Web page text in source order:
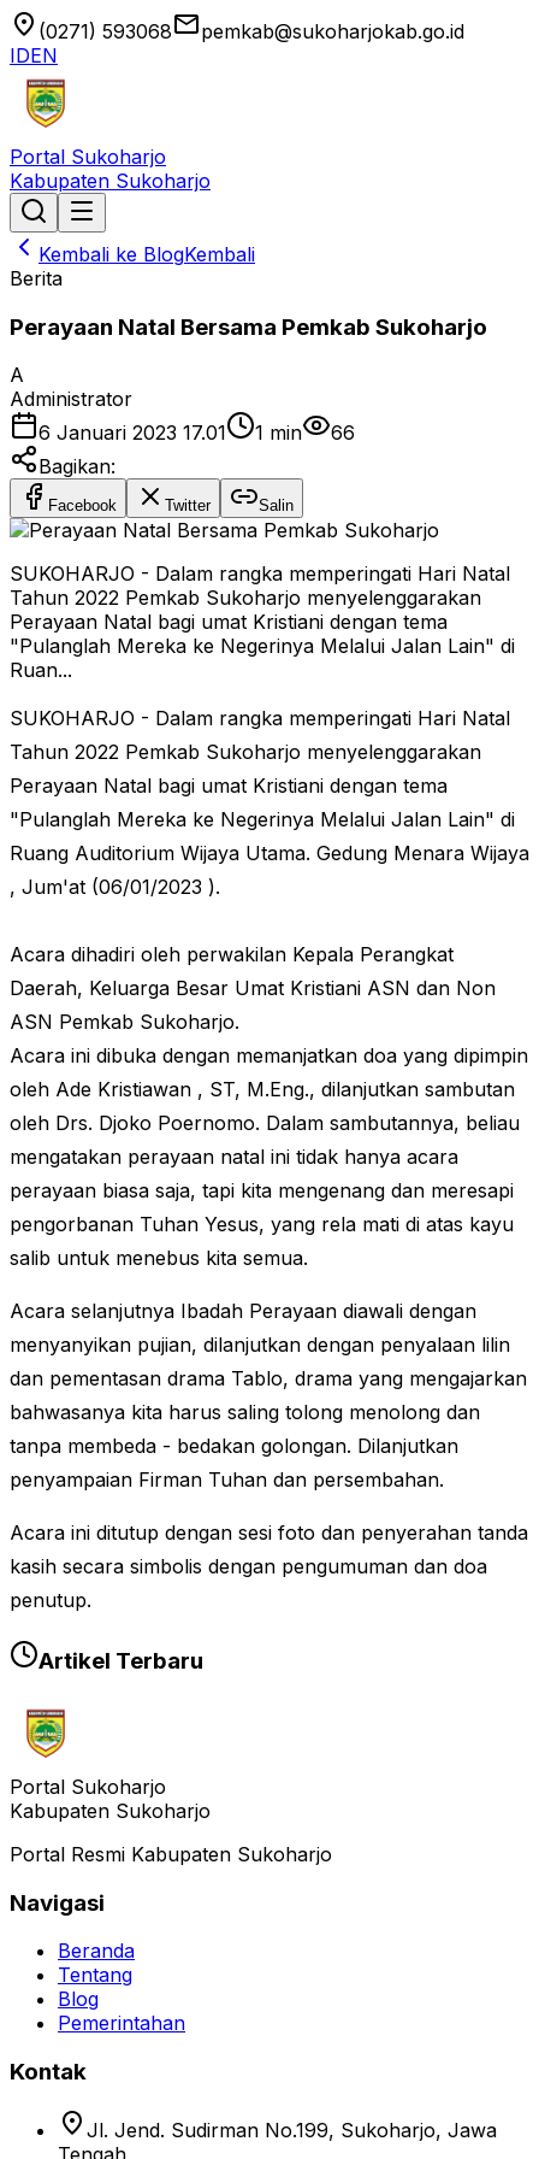
location_on (0271) 593068emailpemkab@sukoharjokab.go.id
IDEN
Portal Sukoharjo
Kabupaten Sukoharjo
Kembali ke BlogKembali
Berita
Perayaan Natal Bersama Pemkab Sukoharjo
A
Administrator
6 Januari 2023 17.01
1 min
66
Bagikan:
Facebook Twitter Salin
SUKOHARJO - Dalam rangka memperingati Hari Natal
Tahun 2022 Pemkab Sukoharjo menyelenggarakan
Perayaan Natal bagi umat Kristiani dengan tema
"Pulanglah Mereka ke Negerinya Melalui Jalan Lain" di
Ruan...
SUKOHARJO - Dalam rangka memperingati Hari Natal
Tahun 2022 Pemkab Sukoharjo menyelenggarakan
Perayaan Natal bagi umat Kristiani dengan tema
"Pulanglah Mereka ke Negerinya Melalui Jalan Lain" di
Ruang Auditorium Wijaya Utama. Gedung Menara Wijaya
, Jum'at (06/01/2023 ).
Acara dihadiri oleh perwakilan Kepala Perangkat
Daerah, Keluarga Besar Umat Kristiani ASN dan Non
ASN Pemkab Sukoharjo.
Acara ini dibuka dengan memanjatkan doa yang dipimpin
oleh Ade Kristiawan , ST, M.Eng., dilanjutkan sambutan
oleh Drs. Djoko Poernomo. Dalam sambutannya, beliau
mengatakan perayaan natal ini tidak hanya acara
perayaan biasa saja, tapi kita mengenang dan meresapi
pengorbanan Tuhan Yesus, yang rela mati di atas kayu
salib untuk menebus kita semua.
Acara selanjutnya Ibadah Perayaan diawali dengan
menyanyikan pujian, dilanjutkan dengan penyalaan lilin
dan pementasan drama Tablo, drama yang mengajarkan
bahwasanya kita harus saling tolong menolong dan
tanpa membeda - bedakan golongan. Dilanjutkan
penyampaian Firman Tuhan dan persembahan.
Acara ini ditutup dengan sesi foto dan penyerahan tanda
kasih secara simbolis dengan pengumuman dan doa
penutup.
Artikel Terbaru
Portal Sukoharjo
Kabupaten Sukoharjo
Portal Resmi Kabupaten Sukoharjo
Navigasi
Beranda
Tentang
Blog
Pemerintahan
Kontak
location_on Jl. Jend. Sudirman No.199, Sukoharjo, Jawa
Tengah